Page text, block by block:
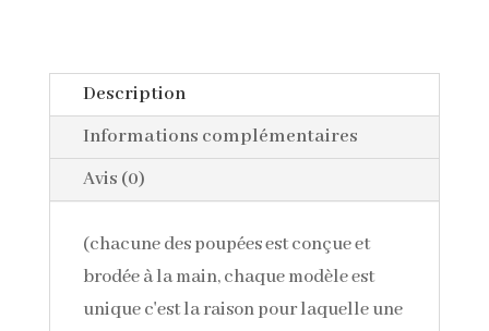
1
petit(e)
Description
Informations complémentaires
Avis (0)
(chacune des poupées est conçue et
brodée à la main, chaque modèle est
unique c'est la raison pour laquelle une